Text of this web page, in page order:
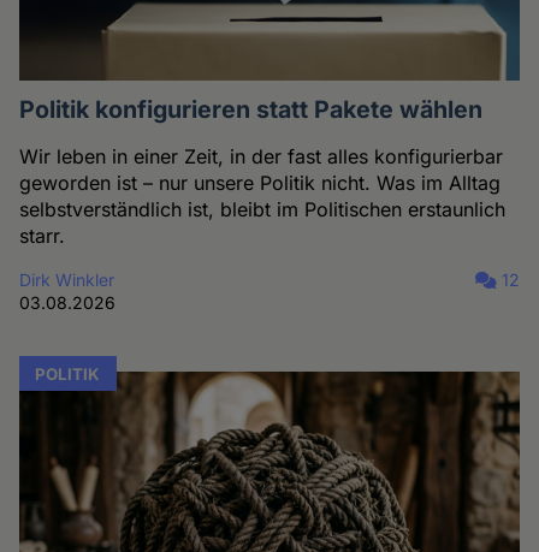
Politik konfigurieren statt Pakete wählen
Wir leben in einer Zeit, in der fast alles konfigurierbar
geworden ist – nur unsere Politik nicht. Was im Alltag
selbstverständlich ist, bleibt im Politischen erstaunlich
starr.
Dirk Winkler
03.08.2026
12
POLITIK